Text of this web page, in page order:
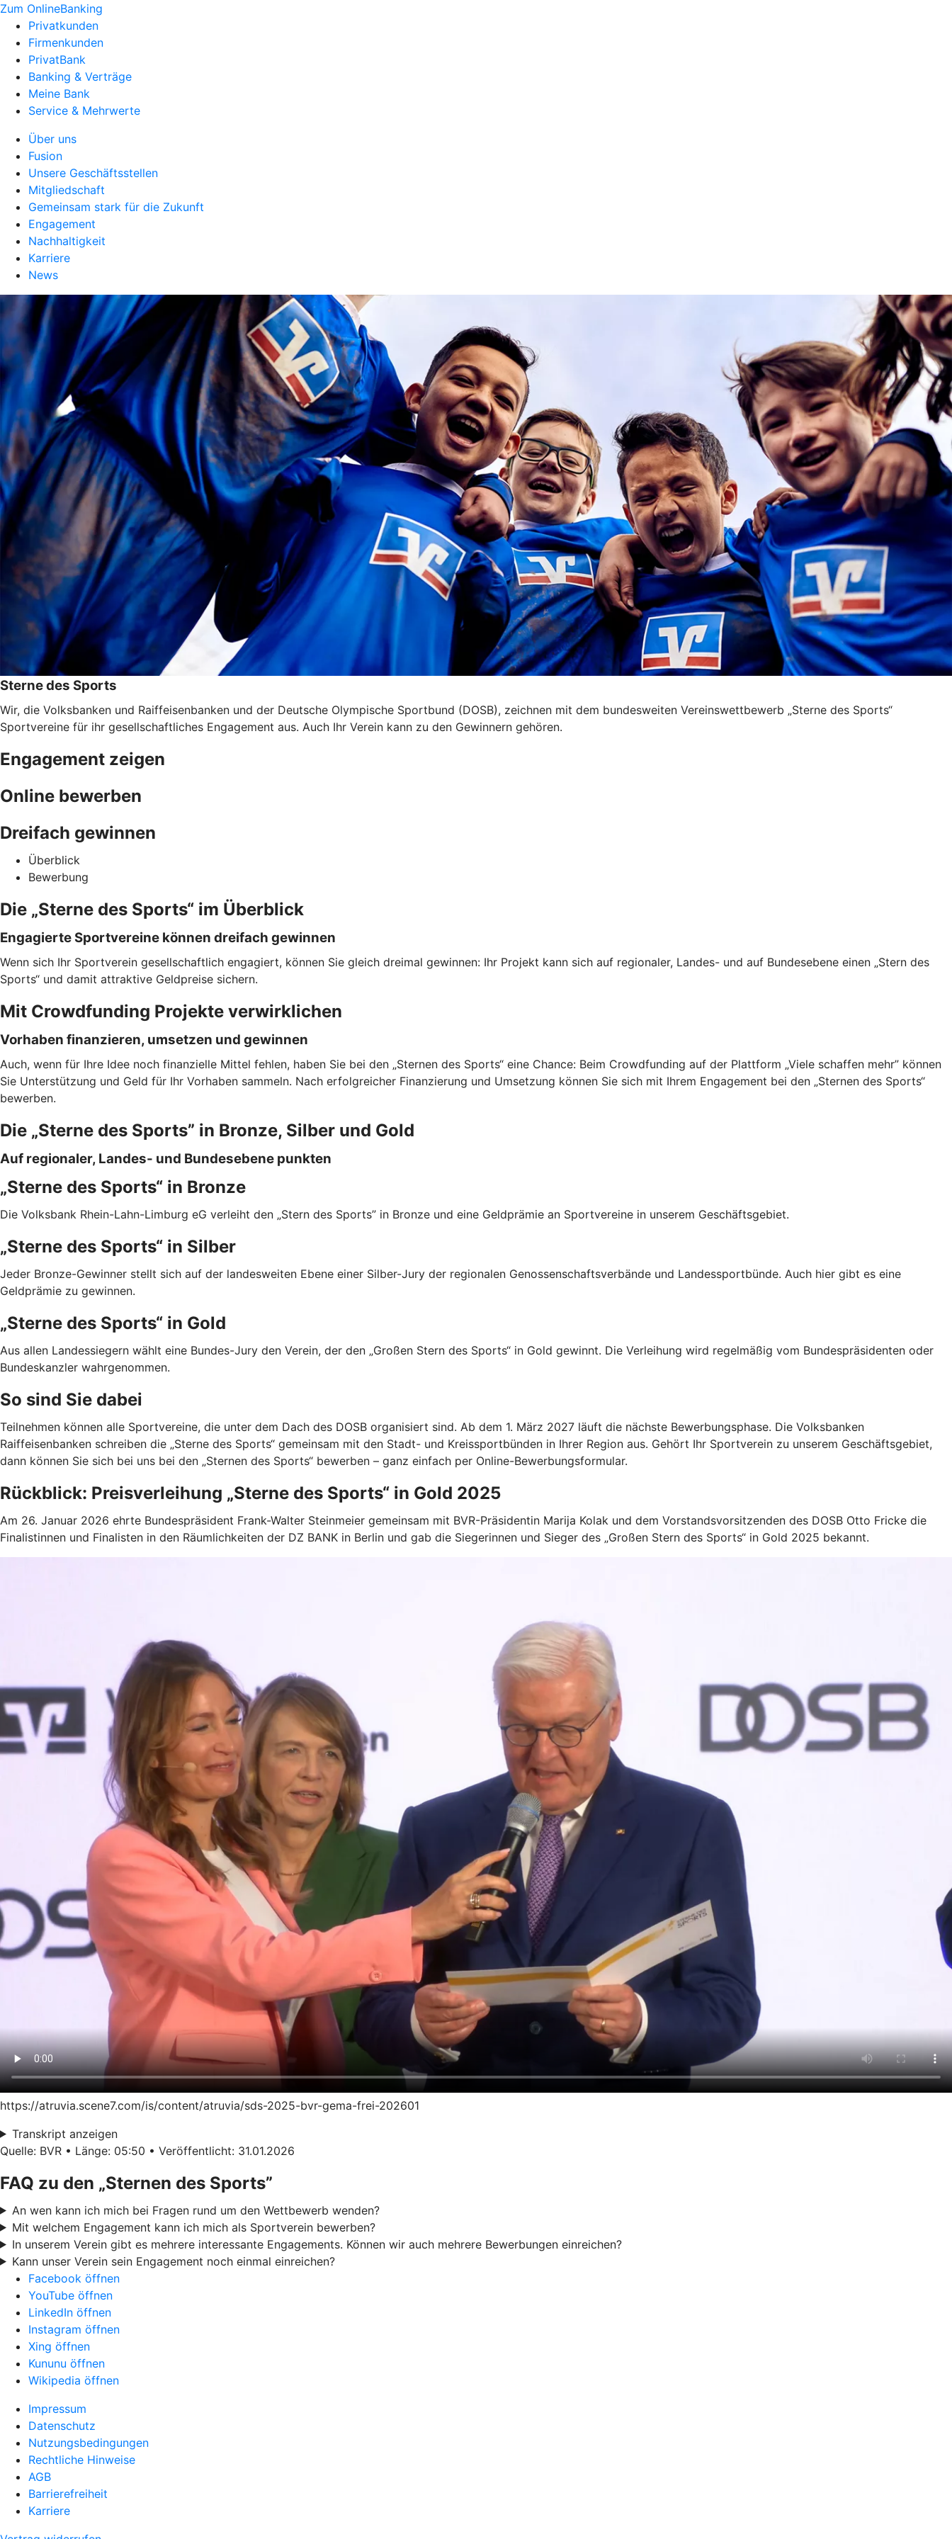
Zum OnlineBanking
Privatkunden
Firmenkunden
PrivatBank
Banking & Verträge
Meine Bank
Service & Mehrwerte
Über uns
Fusion
Unsere Geschäftsstellen
Mitgliedschaft
Gemeinsam stark für die Zukunft
Engagement
Nachhaltigkeit
Karriere
News
Sterne des Sports
Wir, die Volksbanken und Raiffeisenbanken und der Deutsche Olympische Sportbund (DOSB), zeichnen mit dem bundesweiten Vereinswettbewerb „Sterne des Sports“
Sportvereine für ihr gesellschaftliches Engagement aus. Auch Ihr Verein kann zu den Gewinnern gehören.
Engagement zeigen
Online bewerben
Dreifach gewinnen
Überblick
Bewerbung
Die „Sterne des Sports“ im Überblick
Engagierte Sportvereine können dreifach gewinnen
Wenn sich Ihr Sportverein gesellschaftlich engagiert, können Sie gleich dreimal gewinnen: Ihr Projekt kann sich auf regionaler, Landes- und auf Bundesebene einen „Stern des
Sports“ und damit attraktive Geldpreise sichern.
Mit Crowdfunding Projekte verwirklichen
Vorhaben finanzieren, umsetzen und gewinnen
Auch, wenn für Ihre Idee noch finanzielle Mittel fehlen, haben Sie bei den „Sternen des Sports“ eine Chance: Beim Crowdfunding auf der Plattform „Viele schaffen mehr” können
Sie Unterstützung und Geld für Ihr Vorhaben sammeln. Nach erfolgreicher Finanzierung und Umsetzung können Sie sich mit Ihrem Engagement bei den „Sternen des Sports“
bewerben.
Die „Sterne des Sports” in Bronze, Silber und Gold
Auf regionaler, Landes- und Bundesebene punkten
„Sterne des Sports“ in Bronze
Die Volksbank Rhein-Lahn-Limburg eG verleiht den „Stern des Sports” in Bronze und eine Geldprämie an Sportvereine in unserem Geschäftsgebiet.
„Sterne des Sports“ in Silber
Jeder Bronze-Gewinner stellt sich auf der landesweiten Ebene einer Silber-Jury der regionalen Genossenschaftsverbände und Landessportbünde. Auch hier gibt es eine
Geldprämie zu gewinnen.
„Sterne des Sports“ in Gold
Aus allen Landessiegern wählt eine Bundes-Jury den Verein, der den „Großen Stern des Sports“ in Gold gewinnt. Die Verleihung wird regelmäßig vom Bundespräsidenten oder
Bundeskanzler wahrgenommen.
So sind Sie dabei
Teilnehmen können alle Sportvereine, die unter dem Dach des DOSB organisiert sind. Ab dem 1. März 2027 läuft die nächste Bewerbungsphase. Die Volksbanken
Raiffeisenbanken schreiben die „Sterne des Sports“ gemeinsam mit den Stadt- und Kreissportbünden in Ihrer Region aus. Gehört Ihr Sportverein zu unserem Geschäftsgebiet,
dann können Sie sich bei uns bei den „Sternen des Sports“ bewerben – ganz einfach per Online-Bewerbungsformular.
Rückblick: Preisverleihung „Sterne des Sports“ in Gold 2025
Am 26. Januar 2026 ehrte Bundespräsident Frank-Walter Steinmeier gemeinsam mit BVR-Präsidentin Marija Kolak und dem Vorstandsvorsitzenden des DOSB Otto Fricke die
Finalistinnen und Finalisten in den Räumlichkeiten der DZ BANK in Berlin und gab die Siegerinnen und Sieger des „Großen Stern des Sports“ in Gold 2025 bekannt.
https://atruvia.scene7.com/is/content/atruvia/sds-2025-bvr-gema-frei-202601
Transkript anzeigen
Quelle: BVR • Länge: 05:50 • Veröffentlicht: 31.01.2026
FAQ zu den „Sternen des Sports”
An wen kann ich mich bei Fragen rund um den Wettbewerb wenden?
Mit welchem Engagement kann ich mich als Sportverein bewerben?
In unserem Verein gibt es mehrere interessante Engagements. Können wir auch mehrere Bewerbungen einreichen?
Kann unser Verein sein Engagement noch einmal einreichen?
Facebook öffnen
YouTube öffnen
LinkedIn öffnen
Instagram öffnen
Xing öffnen
Kununu öffnen
Wikipedia öffnen
Impressum
Datenschutz
Nutzungsbedingungen
Rechtliche Hinweise
AGB
Barrierefreiheit
Karriere